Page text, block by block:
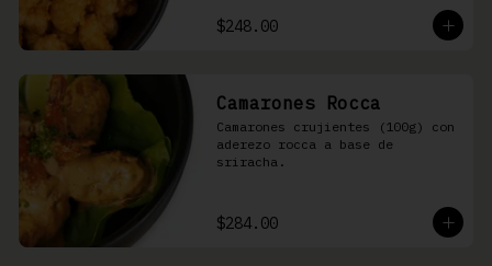
$248.00
Camarones Rocca
Camarones crujientes (100g) con
aderezo rocca a base de
sriracha.
$284.00